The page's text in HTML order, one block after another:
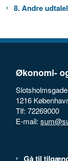
8. Andre
Økonomi-
1216
Tlf: 72269000
E-mail:
Gå til